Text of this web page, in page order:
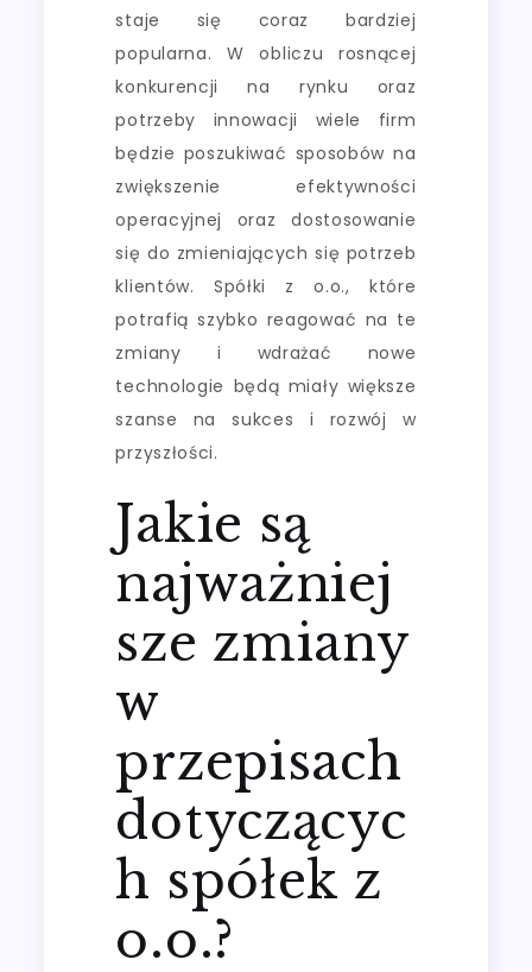
staje się coraz bardziej
popularna. W obliczu rosnącej
konkurencji na rynku oraz
potrzeby innowacji wiele firm
będzie poszukiwać sposobów na
zwiększenie efektywności
operacyjnej oraz dostosowanie
się do zmieniających się potrzeb
klientów. Spółki z o.o., które
potrafią szybko reagować na te
zmiany i wdrażać nowe
technologie będą miały większe
szanse na sukces i rozwój w
przyszłości.
Jakie są
najważniej
sze zmiany
w
przepisach
dotyczącyc
h spółek z
o.o.?